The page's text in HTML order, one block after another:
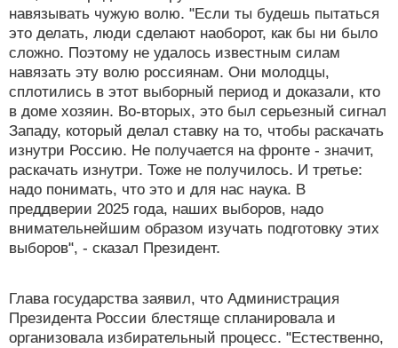
навязывать чужую волю. "Если ты будешь пытаться
это делать, люди сделают наоборот, как бы ни было
сложно. Поэтому не удалось известным силам
навязать эту волю россиянам. Они молодцы,
сплотились в этот выборный период и доказали, кто
в доме хозяин. Во-вторых, это был серьезный сигнал
Западу, который делал ставку на то, чтобы раскачать
изнутри Россию. Не получается на фронте - значит,
раскачать изнутри. Тоже не получилось. И третье:
надо понимать, что это и для нас наука. В
преддверии 2025 года, наших выборов, надо
внимательнейшим образом изучать подготовку этих
выборов", - сказал Президент.
Глава государства заявил, что Администрация
Президента России блестяще спланировала и
организовала избирательный процесс. "Естественно,